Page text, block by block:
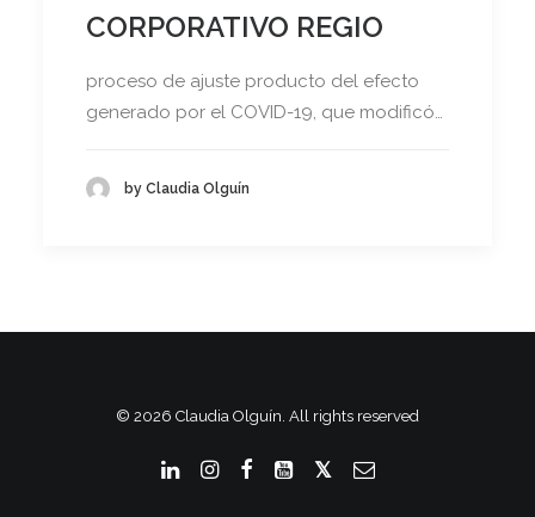
CORPORATIVO REGIO
proceso de ajuste producto del efecto
generado por el COVID-19, que modificó…
by Claudia Olguín
© 2026 Claudia Olguín. All rights reserved